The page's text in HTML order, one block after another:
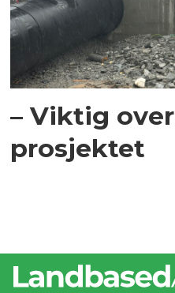
– Viktig
prosjektet